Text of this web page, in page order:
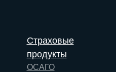
Страховые
продукты
ОСАГО